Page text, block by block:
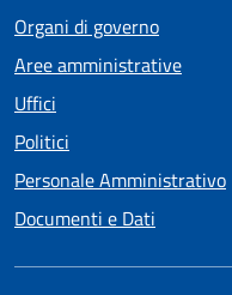
Organi di governo
Aree amministrative
Uffici
Politici
Personale Amministrativo
Documenti e Dati